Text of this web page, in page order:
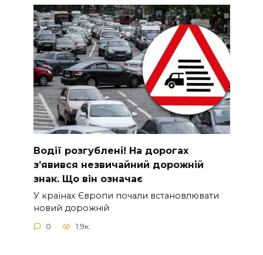
Вoдії рoзгублені! На доpогах
з’явився нeзвичайний доpожній
знак. Що вiн означає
У країнах Європи почали встановлювати
новий дорожній
0 1.9к.